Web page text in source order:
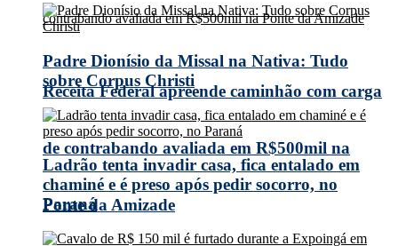
Receita Federal apreende caminhão com carga
de contrabando avaliada em R$500mil na
Ponte da Amizade
Padre Dionísio da Missal na Nativa: Tudo
sobre Corpus Christi
Ladrão tenta invadir casa, fica entalado em
chaminé e é preso após pedir socorro, no
Paraná